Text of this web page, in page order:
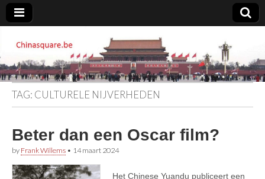
Chinasquare.be
TAG: CULTURELE NIJVERHEDEN
Beter dan een Oscar film?
by Frank Willems • 14 maart 2024
Het Chinese Yuandu publiceert een